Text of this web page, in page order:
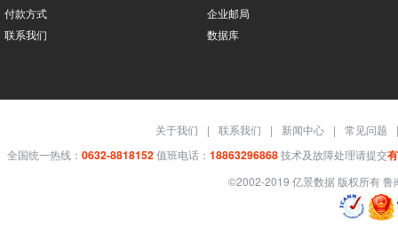
付款方式
联系我们
企业邮局
数据库
关于我们 | 联系我们 | 新闻中心 | 常见问题
|
全国统一热线： 0632-8818152值班电话： 18863296868技术及故障处理请提交
©2002-2019 亿景数据 版权所有鲁